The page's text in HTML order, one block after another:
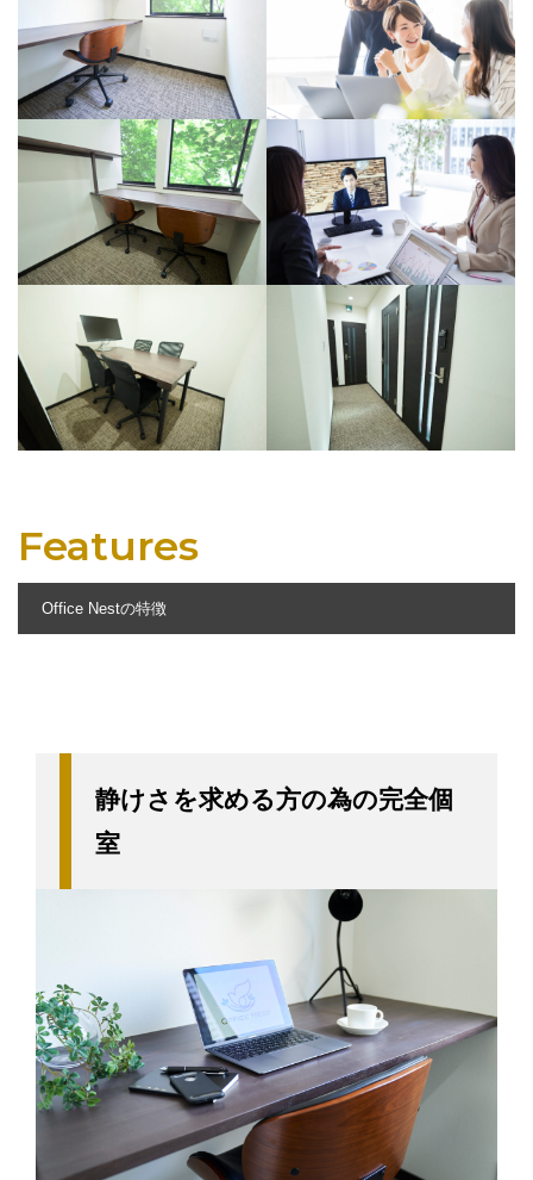
Features
Office Nestの特徴
静けさを求める方の為の完全個
室